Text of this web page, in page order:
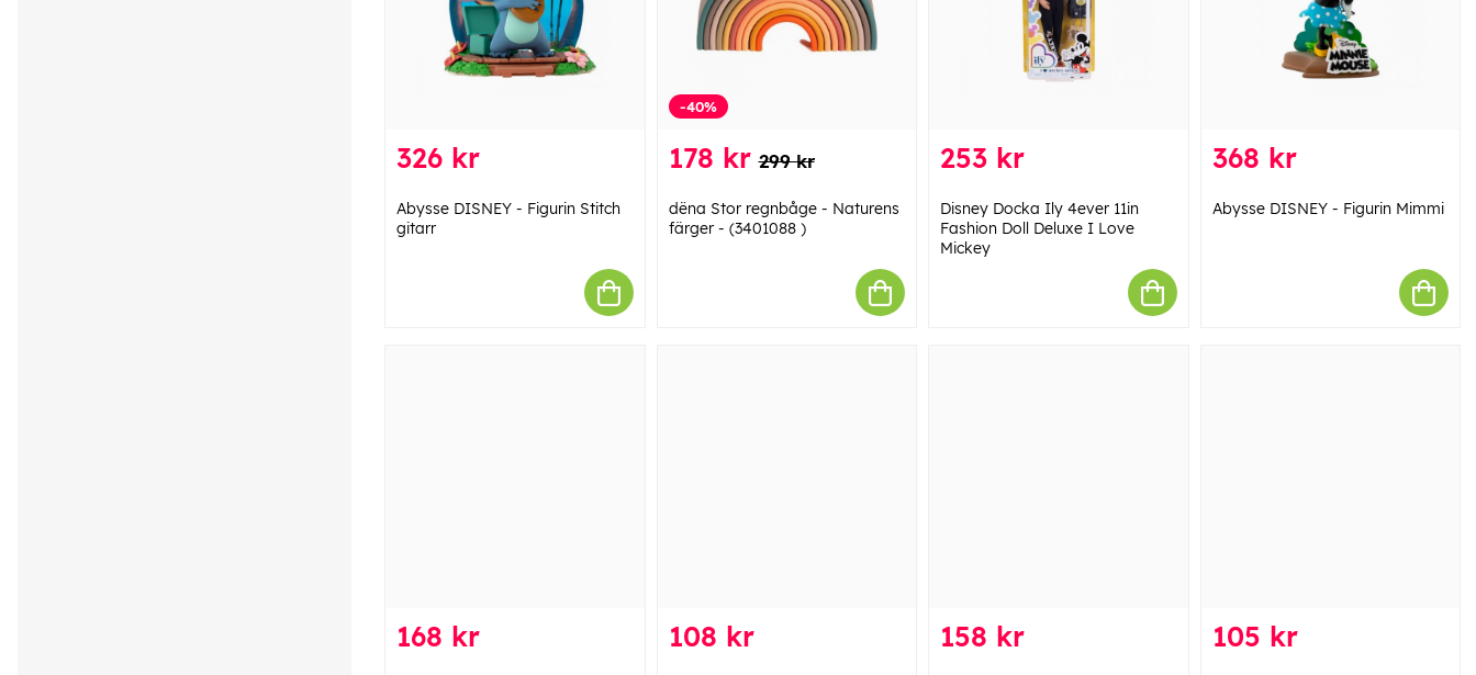
326 kr
Abysse DISNEY - Figurin Stitch
gitarr
-40%
178 kr 299 kr
dëna Stor regnbåge - Naturens
färger - (3401088 )
253 kr
Disney Docka Ily 4ever 11in
Fashion Doll Deluxe I Love
Mickey
368 kr
Abysse DISNEY - Figurin Mimmi
168 kr 108 kr 158 kr 105 kr